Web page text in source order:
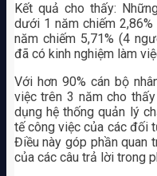
Kết quả cho thấy:
dưới 1 năm chiếm
năm chiếm 5,71% (4
đã có kinh nghiệm làm
Với hơn 90% cán bộ
việc trên 3 năm cho
dụng hệ thống quản lý
tế công việc của các đối
Điều này góp phần quan
của các câu trả lời trong